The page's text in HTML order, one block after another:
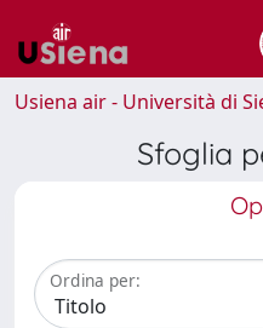
Usiena air - Università di
Sfoglia
Ordina per: